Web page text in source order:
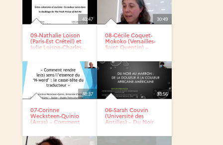
43:47
09-Nathalie Loison
(Paris-Est Créteil) et
Julie Loison-Charles...
30:49
08-Cécile Coquet-
Mokoko (Versailles-
Saint Quentin) –
48:37
07-Corinne
Wecksteen-Quinio
(Arras) – Comment
33:56
06-Sarah Couvin
(Université des
Antilles) – Du Noir